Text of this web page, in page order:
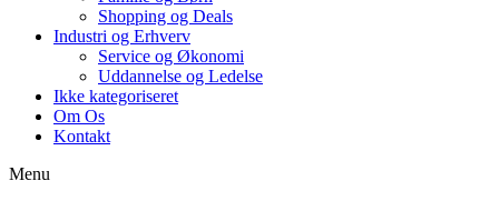
Shopping og Deals
Industri og Erhverv
Service og Økonomi
Uddannelse og Ledelse
Ikke kategoriseret
Om Os
Kontakt
Menu